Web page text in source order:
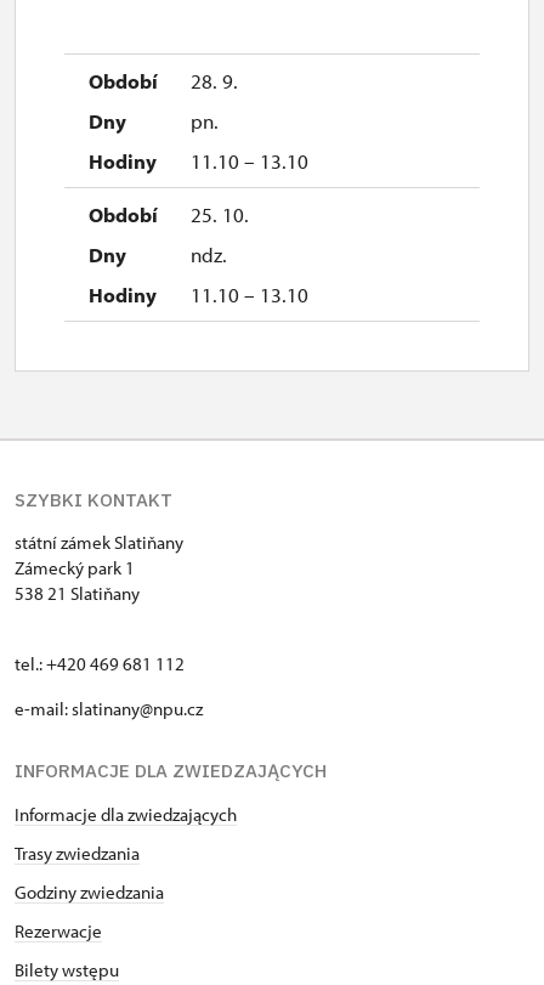
28. 9.
pn.
11.10 – 13.10
25. 10.
ndz.
11.10 – 13.10
SZYBKI KONTAKT
státní zámek Slatiňany
Zámecký park 1
538 21 Slatiňany
tel.: +420 469 681 112
e-mail: slatinany@npu.cz
INFORMACJE DLA ZWIEDZAJĄCYCH
Informacje dla zwiedzających
Trasy zwiedzania
Godziny zwiedzania
Rezerwacje
Bilety wstępu